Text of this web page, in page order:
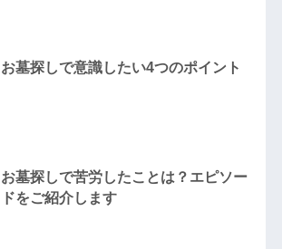
お墓探しで意識したい4つのポイント
お墓探しで苦労したことは？エピソー
ドをご紹介します